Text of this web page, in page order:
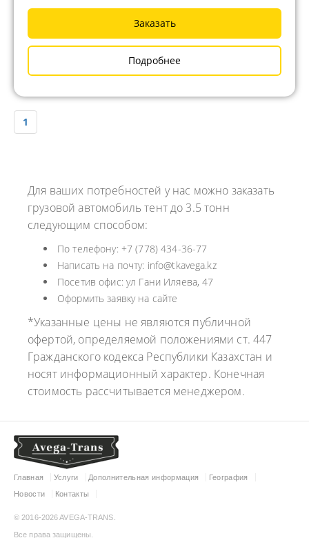
Заказать
Подробнее
1
Для ваших потребностей у нас можно заказать
грузовой автомобиль тент до 3.5 тонн
следующим способом:
По телефону: +7 (778) 434-36-77
Написать на почту: info@tkavega.kz
Посетив офис: ул Гани Иляева, 47
Оформить заявку на сайте
*Указанные цены не являются публичной
офертой, определяемой положениями ст. 447
Гражданского кодекса Республики Казахстан и
носят информационный характер. Конечная
стоимость рассчитывается менеджером.
Главная Услуги Дополнительная информация
География
Новости
Контакты
© 2016-2026 AVEGA-TRANS.
Все права защищены.